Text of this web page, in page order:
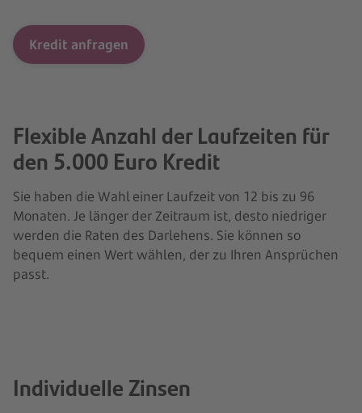
Kredit anfragen
Flexible Anzahl der Laufzeiten für
den 5.000 Euro Kredit
Sie haben die Wahl einer Laufzeit von 12 bis zu 96
Monaten. Je länger der Zeitraum ist, desto niedriger
werden die Raten des Darlehens. Sie können so
bequem einen Wert wählen, der zu Ihren Ansprüchen
passt.
Individuelle Zinsen